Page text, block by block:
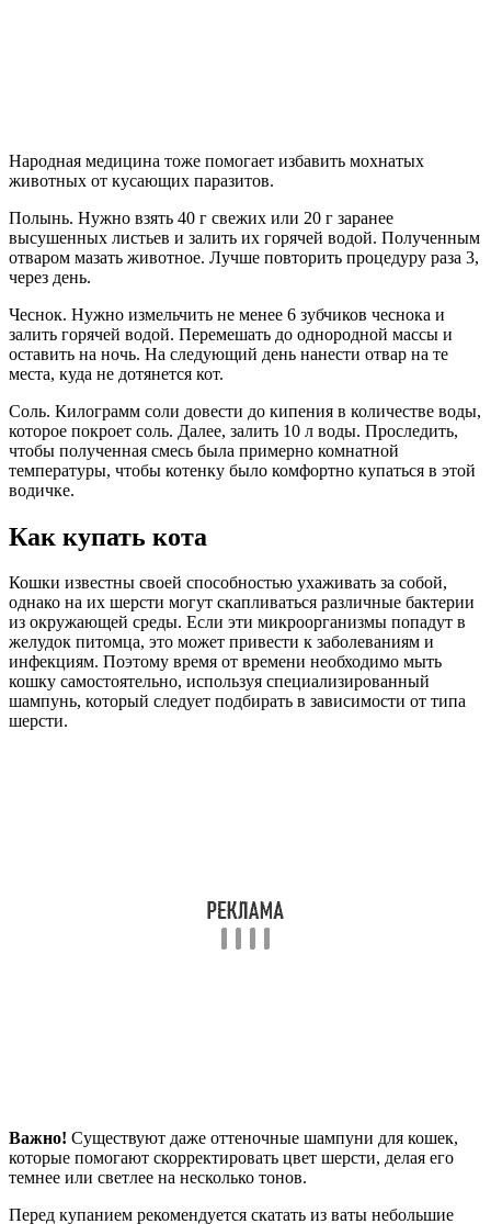
Народная медицина тоже помогает избавить мохнатых
животных от кусающих паразитов.
Полынь. Нужно взять 40 г свежих или 20 г заранее
высушенных листьев и залить их горячей водой. Полученным
отваром мазать животное. Лучше повторить процедуру раза 3,
через день.
Чеснок. Нужно измельчить не менее 6 зубчиков чеснока и
залить горячей водой. Перемешать до однородной массы и
оставить на ночь. На следующий день нанести отвар на те
места, куда не дотянется кот.
Соль. Килограмм соли довести до кипения в количестве воды,
которое покроет соль. Далее, залить 10 л воды. Проследить,
чтобы полученная смесь была примерно комнатной
температуры, чтобы котенку было комфортно купаться в этой
водичке.
Как купать кота
Кошки известны своей способностью ухаживать за собой,
однако на их шерсти могут скапливаться различные бактерии
из окружающей среды. Если эти микроорганизмы попадут в
желудок питомца, это может привести к заболеваниям и
инфекциям. Поэтому время от времени необходимо мыть
кошку самостоятельно, используя специализированный
шампунь, который следует подбирать в зависимости от типа
шерсти.
Важно! Существуют даже оттеночные шампуни для кошек,
которые помогают скорректировать цвет шерсти, делая его
темнее или светлее на несколько тонов.
Перед купанием рекомендуется скатать из ваты небольшие